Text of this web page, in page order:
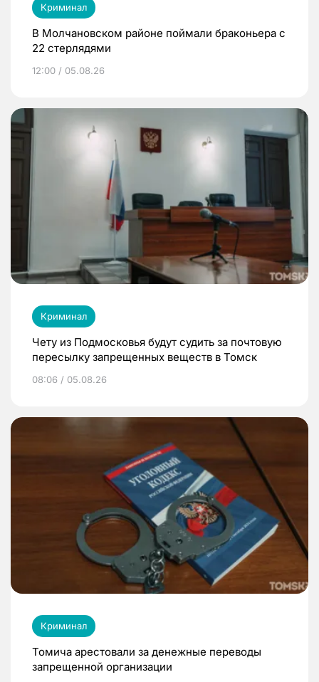
Криминал
В Молчановском районе поймали браконьера с
22 стерлядями
12:00 / 05.08.26
Криминал
Чету из Подмосковья будут судить за почтовую
пересылку запрещенных веществ в Томск
08:06 / 05.08.26
Криминал
Томича арестовали за денежные переводы
запрещенной организации